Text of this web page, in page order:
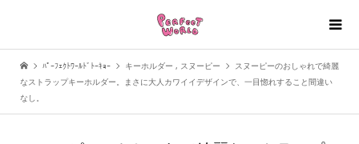
ﾊﾟｰﾌｪｸﾄﾜｰﾙﾄﾞﾄｰｷｮｰ キーホルダー , スヌーピー
スヌーピーのおしゃれで綺麗
なストラップキーホルダー。まさに大人カワイイデザインで、一目惚れすること間違い
なし。